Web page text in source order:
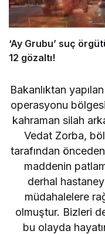
‘Ay Grubu’ suç
12 gözaltı!
Bakanlıktan
operasyonu
kahraman silah
Vedat Zorba,
tarafından
maddenin
derhal
müdahalelere
olmuştur. Bizleri
bu olayda